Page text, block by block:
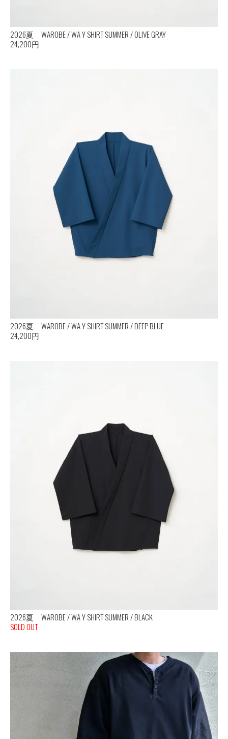
2026夏 WAROBE / WA Y SHIRT SUMMER / OLIVE GRAY
24,200円
2026夏 WAROBE / WA Y SHIRT SUMMER / DEEP BLUE
24,200円
2026夏 WAROBE / WA Y SHIRT SUMMER / BLACK
SOLD OUT